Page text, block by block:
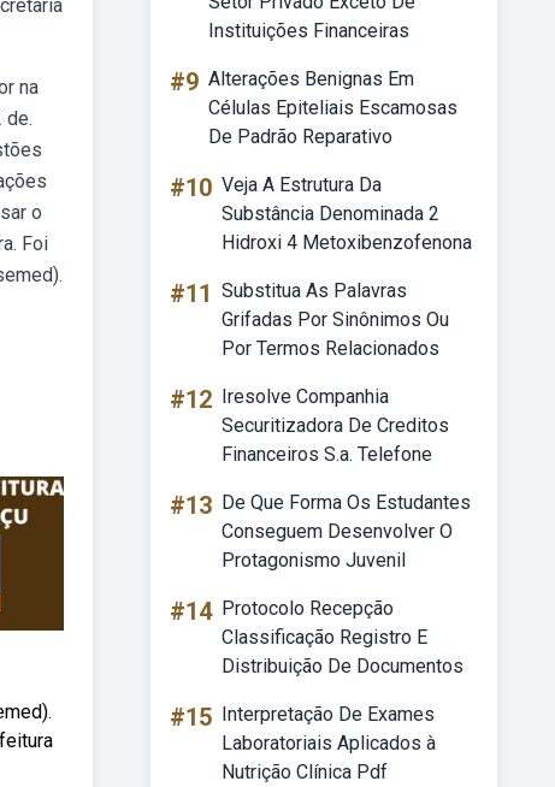
na
de.
o
Foi
Instituições Financeiras
#9 Alterações Benignas Em
Células Epiteliais Escamosas
De Padrão Reparativo
#10 Veja A Estrutura Da
Substância Denominada 2
Hidroxi 4 Metoxibenzofenona
#11 Substitua As Palavras
Grifadas Por Sinônimos Ou
Por Termos Relacionados
#12 Iresolve Companhia
Securitizadora De Creditos
Financeiros S.a. Telefone
#13 De Que Forma Os Estudantes
Conseguem Desenvolver O
Protagonismo Juvenil
#14 Protocolo Recepção
Classificação Registro E
Distribuição De Documentos
#15 Interpretação De Exames
Laboratoriais Aplicados à
Nutrição Clínica Pdf